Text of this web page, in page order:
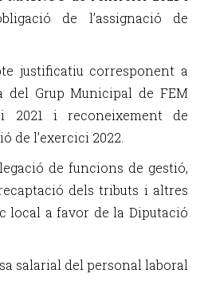
de l’assignació de
justificatiu corresponent a
del Grup Municipal de FEM
2021 i reconeixement de
de l’exercici 2022.
de funcions de gestió,
dels tributs i altres
local a favor de la Diputació
salarial del personal laboral